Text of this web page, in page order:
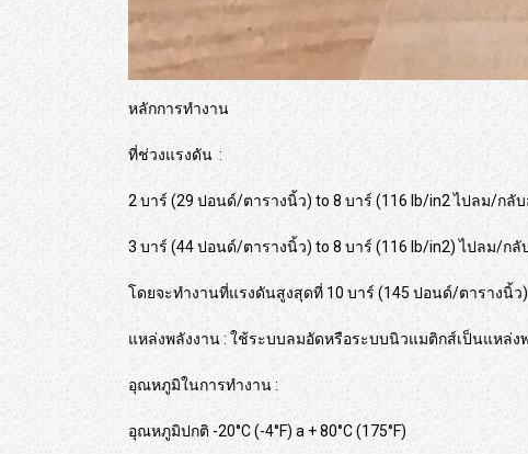
หลักการทำงาน
ที่ช่วงแรงดัน :
2 บาร์ (29 ปอนด์/ตารางนิ้ว) to 8 บาร์ (116 lb/in2 ไปลม/กลั
3 บาร์ (44 ปอนด์/ตารางนิ้ว) to 8 บาร์ (116 lb/in2) ไปลม/กลั
โดยจะทำงานที่แรงดันสูงสุดที่ 10 บาร์ (145 ปอนด์/ตารางนิ้ว)
แหล่งพลังงาน : ใช้ระบบลมอัดหรือระบบนิวแมติกส์เป็นแหล่
อุณหภูมิในการทำงาน :
อุณหภูมิปกติ -20°C (-4°F) a + 80°C (175°F)